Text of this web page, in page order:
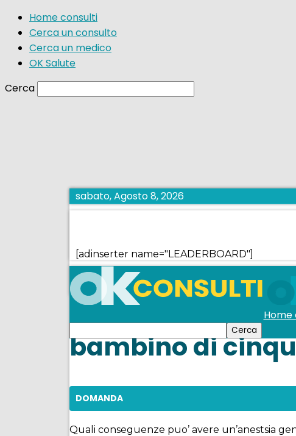
Home consulti
Cerca un consulto
Cerca un medico
OK Salute
Cerca
sabato, Agosto 8, 2026
[adinserter name="LEADERBOARD"]
Home
bambino di
DOMANDA
Quali conseguenze puo’ avere un’anestsia